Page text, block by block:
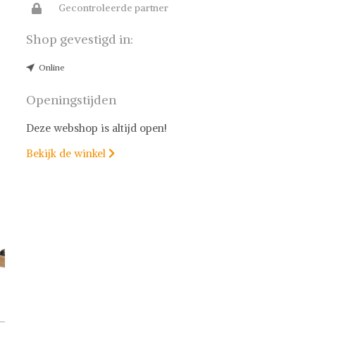
Gecontroleerde partner
Shop gevestigd in:
Online
Openingstijden
Deze webshop is altijd open!
Bekijk de winkel 